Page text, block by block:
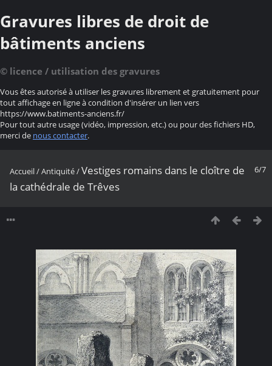
Gravures libres de droit de
bâtiments anciens
© licence / utilisation des gravures
Vous êtes autorisé à utiliser les gravures librement et gratuitement pour
tout affichage en ligne à condition d'insérer un lien vers
https://www.batiments-anciens.fr/
Pour tout autre usage (vidéo, impression, etc.) ou pour des fichiers HD,
merci de nous contacter.
6/7
Accueil/Antiquité/Vestiges romains dans le cloître de
la cathédrale de Trêves